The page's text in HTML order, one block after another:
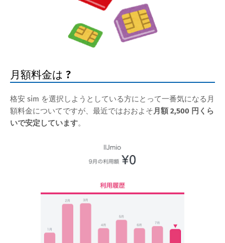
月額料金は ?
格安 sim を選択しようとしている方にとって一番気になる月
額料金についてですが、最近ではおおよそ月額 2,500 円くら
いで安定しています。